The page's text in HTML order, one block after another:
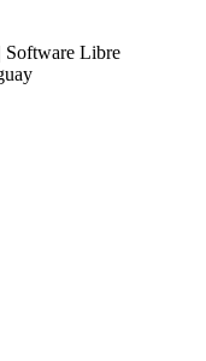
Software Libre